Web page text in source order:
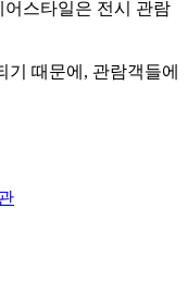
스타일은 전시 관람
때문에, 관람객들에